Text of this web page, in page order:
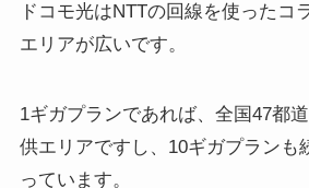
ドコモ光はNTTの回線を使ったコ
エリアが広いです。
1ギガプランであれば、全国47都
供エリアですし、10ギガプランも
っています。